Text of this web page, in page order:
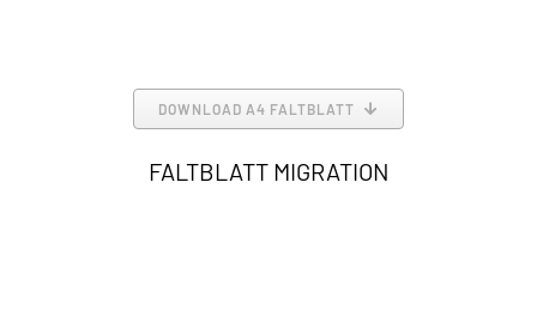
DOWNLOAD A4 FALTBLATT
FALTBLATT MIGRATION